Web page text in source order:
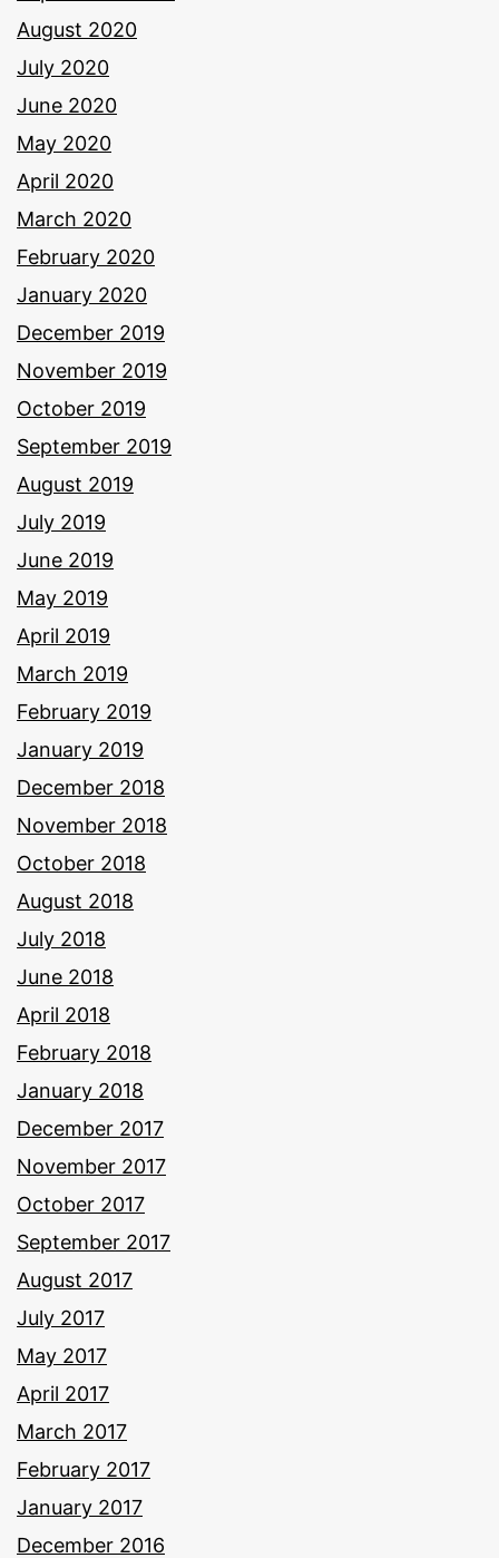
August 2020
July 2020
June 2020
May 2020
April 2020
March 2020
February 2020
January 2020
December 2019
November 2019
October 2019
September 2019
August 2019
July 2019
June 2019
May 2019
April 2019
March 2019
February 2019
January 2019
December 2018
November 2018
October 2018
August 2018
July 2018
June 2018
April 2018
February 2018
January 2018
December 2017
November 2017
October 2017
September 2017
August 2017
July 2017
May 2017
April 2017
March 2017
February 2017
January 2017
December 2016